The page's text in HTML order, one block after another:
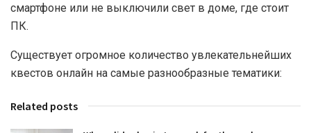
смартфоне или не выключили свет в доме, где стоит
ПК.
Существует огромное количество увлекательнейших
квестов онлайн на самые разнообразные тематики:
Related posts